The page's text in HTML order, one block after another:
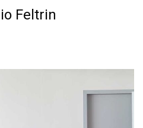
Feltrin